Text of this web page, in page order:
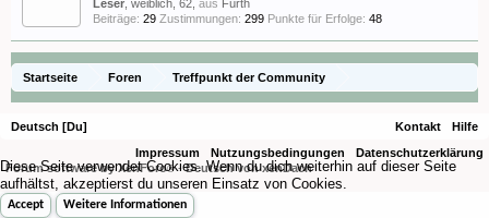
Leser , weiblich, 62, aus Fürth
Beiträge: 29 Zustimmungen: 299 Punkte für Erfolge: 48
Startseite Foren
Treffpunkt der Community
Orchideenfotos (Phalaenopsis)
Phalfreunde only 53
Deutsch [Du] Kontakt
Hilfe
Impressum
Nutzungsbedingungen
Datenschutzerklärung
Forum software by XenForo® -Deutsch von xenDach
Diese Seite verwendet Cookies. Wenn du dich weiterhin auf dieser Seite
aufhältst, akzeptierst du unseren Einsatz von Cookies.
Accept Weitere Informationen